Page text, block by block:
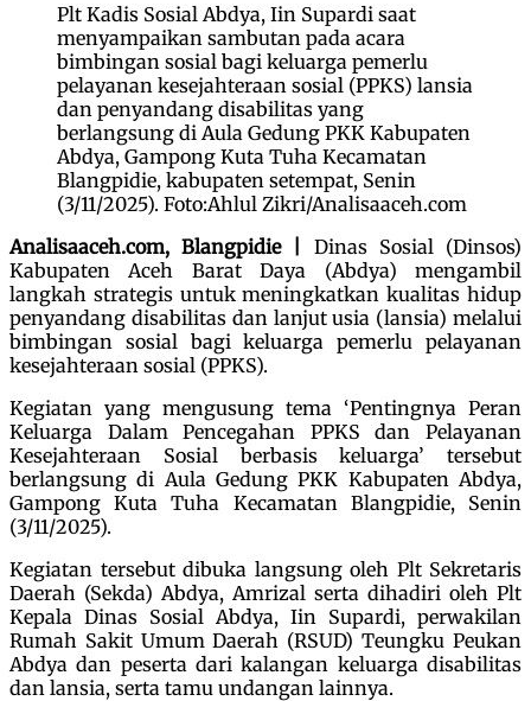
Plt Kadis Sosial Abdya, Iin Supardi saat
menyampaikan sambutan pada acara
bimbingan sosial bagi keluarga pemerlu
pelayanan kesejahteraan sosial (PPKS) lansia
dan penyandang disabilitas yang
berlangsung di Aula Gedung PKK Kabupaten
Abdya, Gampong Kuta Tuha Kecamatan
Blangpidie, kabupaten setempat, Senin
(3/11/2025). Foto:Ahlul Zikri/Analisaaceh.com
Analisaaceh.com, Blangpidie |
Dinas Sosial (Dinsos)
Kabupaten Aceh Barat Daya (Abdya) mengambil
langkah strategis untuk meningkatkan kualitas hidup
penyandang disabilitas dan lanjut usia (lansia) melalui
bimbingan sosial bagi keluarga pemerlu pelayanan
kesejahteraan sosial (PPKS).
Kegiatan yang mengusung tema ‘Pentingnya Peran
Keluarga Dalam Pencegahan PPKS dan Pelayanan
Kesejahteraan Sosial berbasis keluarga’ tersebut
berlangsung di Aula Gedung PKK Kabupaten Abdya,
Gampong Kuta Tuha Kecamatan Blangpidie, Senin
(3/11/2025).
Kegiatan tersebut dibuka langsung oleh Plt Sekretaris
Daerah (Sekda) Abdya, Amrizal serta dihadiri oleh Plt
Kepala Dinas Sosial Abdya, Iin Supardi, perwakilan
Rumah Sakit Umum Daerah (RSUD) Teungku Peukan
Abdya dan peserta dari kalangan keluarga disabilitas
dan lansia, serta tamu undangan lainnya.